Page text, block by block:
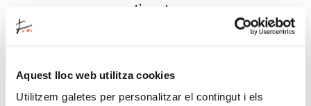
Aquest lloc web utilitza cookies
Utilitzem galetes per personalitzar el contingut i els
Criteris de
consentiment, es conservaran
durant el termini de 3 anys per
respondre de possibles
què sol·liciti la supressió, després
d’oposar-se al tractament, seran